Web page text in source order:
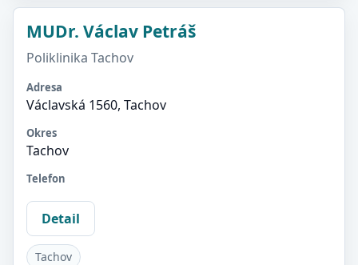
MUDr. Václav Petráš
Poliklinika Tachov
Adresa
Václavská 1560, Tachov
Okres
Tachov
Telefon
Detail
Tachov